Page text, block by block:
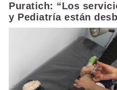
Puratich: “Los
y Pediatría están